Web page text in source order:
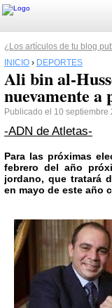
¿Los artículos de tu blog
INICIO › DEPORTES
Ali bin al-
nuevamente a
Publicado el 10 septiembre
-ADN de Atletas-
Para las próximas
febrero del año
jordano, que tratará
en mayo de este año